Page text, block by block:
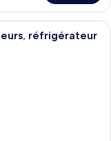
d’hôtel avec deux lits,
réfrigérateur